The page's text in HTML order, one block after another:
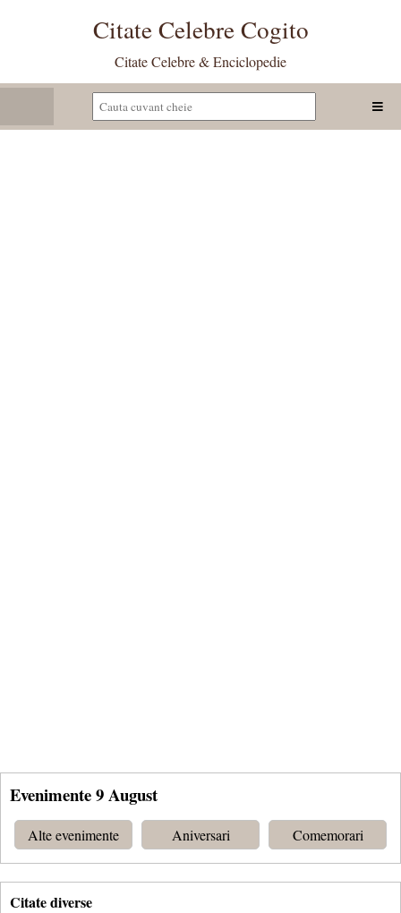
Citate Celebre Cogito
Citate Celebre & Enciclopedie
Evenimente 9 August
Alte evenimente Aniversari Comemorari
Citate diverse